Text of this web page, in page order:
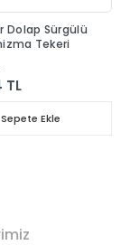
Dolap Sürgülü
Tekeri
TL
Sepete Ekle